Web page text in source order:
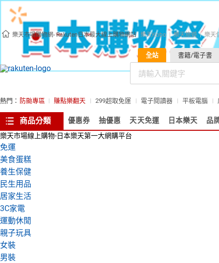
樂天市場購物網- Rakuten日本最大線上購物網站 樂天Kobo 樂天旅遊 樂天
全站 書籍/電子書
熱門： 防颱專區 賺點樂翻天 299超取免運 電子閱讀器 平板電腦
商品分類 優惠券 抽優惠 天天免運 日本樂天 品
樂天市場線上購物-日本樂天第一大網購平台
免運
美食蛋糕
養生保健
民生用品
居家生活
3C家電
運動休閒
親子玩具
女裝
男裝